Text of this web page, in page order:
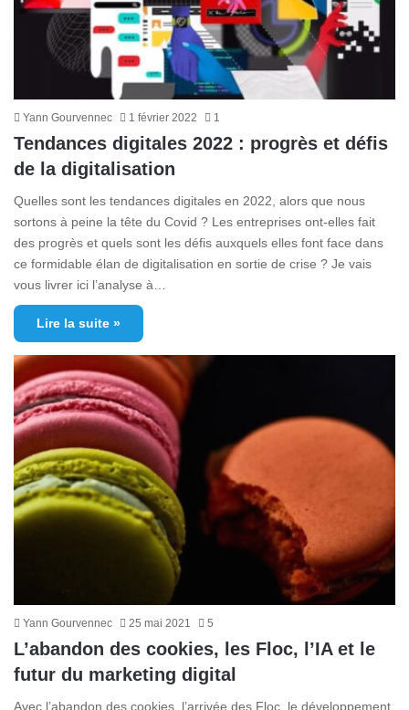
Yann Gourvennec 1 février 2022 1
Tendances digitales 2022 : progrès et défis
de la digitalisation
Quelles sont les tendances digitales en 2022, alors que nous
sortons à peine la tête du Covid ? Les entreprises ont-elles fait
des progrès et quels sont les défis auxquels elles font face dans
ce formidable élan de digitalisation en sortie de crise ? Je vais
vous livrer ici l’analyse à…
Lire la suite »
Yann Gourvennec 25 mai 2021 5
L’abandon des cookies, les Floc, l’IA et le
futur du marketing digital
Avec l’abandon des cookies, l’arrivée des Floc, le développement